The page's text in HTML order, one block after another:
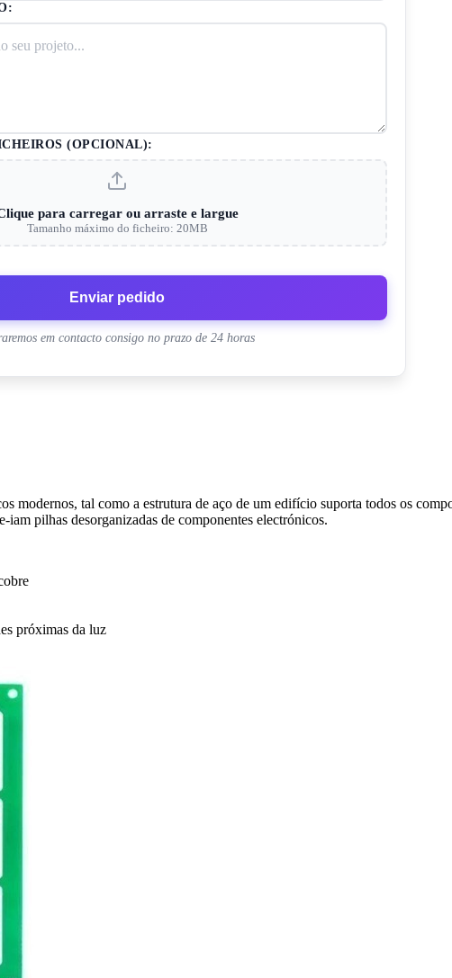
(OPCIONAL):
para carregar ou arraste e largue
Tamanho máximo do ficheiro: 20MB
Enviar pedido
em contacto consigo no prazo de 24 horas
modernos, tal como a estrutura de aço de um edifício suporta todos os
pilhas desorganizadas de componentes electrónicos.
próximas da luz